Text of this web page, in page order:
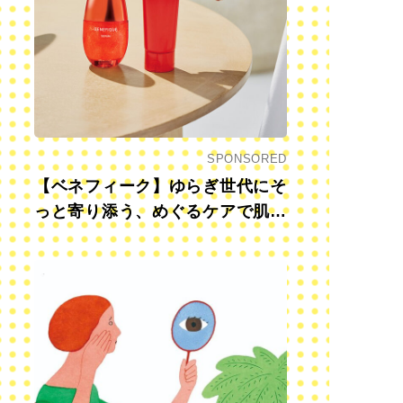
SPONSORED
【ベネフィーク】ゆらぎ世代にそ
っと寄り添う、めぐるケアで肌も
心も前向きに